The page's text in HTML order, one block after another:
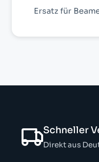
Ersatz für
Schneller
Direkt aus